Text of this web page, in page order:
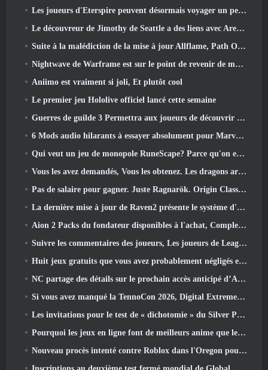
Les joueurs d'Eterspire peuvent désormais voyager un peu dans le temps… en guise de régal
Le découvreur de Jimothy de Seattle a des liens avec ArenaNet, Alors bien sûr, ils l’ajoutent à Guild Wars 2
Suite à la malédiction de la mise à jour Allflame, Path Of Exile annonce plusieurs changements basés sur les commentaires
Nightwave de Warframe est sur le point de revenir de manière choquante
Aniimo est vraiment si joli, Et plutôt cool
Le premier jeu Hololive officiel lancé cette semaine
Guerres de guilde 3 Permettra aux joueurs de découvrir le monde de la Tyrie avant le réveil des dragons anciens
6 Mods audio hilarants à essayer absolument pour Marvel Rivals
Qui veut un jeu de monopole RuneScape? Parce qu'on est en route
Vous les avez demandés, Vous les obtenez. Les dragons arrivent sur Albion Online
Pas de salaire pour gagner. Juste Ragnarök. Origin Classic est lancé en juillet 23
La dernière mise à jour de Raven2 présente le système d'éveil des compétences, Donner aux joueurs plus de moyens d'améliorer leurs compétences
Aion 2 Packs du fondateur disponibles à l'achat, Complet avec cinq jours d'accès anticipé
Suivre les commentaires des joueurs, Les joueurs de League Of Legends Classic n’auront pas à payer pour les skins classiques
Huit jeux gratuits que vous avez probablement négligés et qui font partie du Train Fest de Steam
NC partage des détails sur le prochain accès anticipé d’Aion 2
Si vous avez manqué la TennoCon 2026, Digital Extremes partage tous les panneaux
Les invitations pour le test de « dichotomie » du Silver Palace sont envoyées
Pourquoi les jeux en ligne font de meilleurs anime que les anime ne créent des jeux
Nouveau procès intenté contre Roblox dans l'Oregon pour un incident de toilettage d'enfants